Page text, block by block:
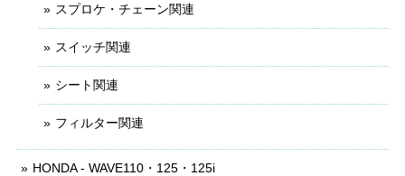
スプロケ・チェーン関連
スイッチ関連
シート関連
フィルター関連
HONDA - WAVE110・125・125i